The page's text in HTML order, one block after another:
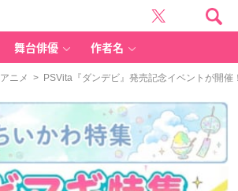
舞台俳優 作者名
アニメ > PSVita『ダンデビ』発売記念イベントが開催